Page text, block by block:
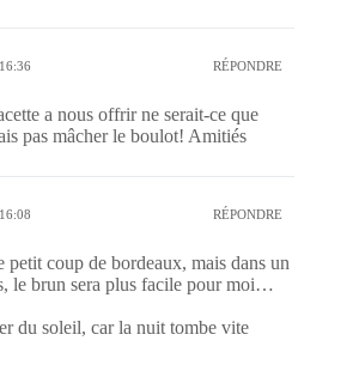
RÉPONDRE
a nous offrir ne serait-ce que
pas mâcher le boulot! Amitiés
RÉPONDRE
petit coup de bordeaux, mais dans un
le brun sera plus facile pour moi…
du soleil, car la nuit tombe vite